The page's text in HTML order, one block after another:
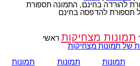
תספורת להדפסה בחינם
תמונות מצחיקות ראשי
של תמונות מצחיקות
תמונות
תמונות
תמונות